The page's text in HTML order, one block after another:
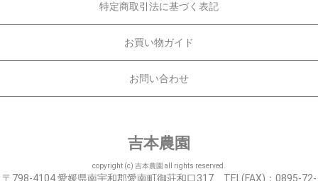
特定商取引法に基づく表記
お買い物ガイド
お問い合わせ
吉本農園
copyright (c) 吉本農園 all rights reserved.
〒798-4104 愛媛県南宇和郡愛南町御荘和口317 TEL(FAX)：0895-72-